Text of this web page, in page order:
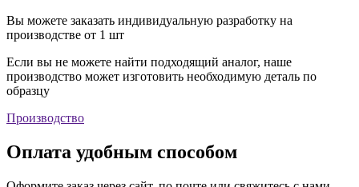
Вы можете заказать индивидуальную разработку на
производстве от 1 шт
Если вы не можете найти подходящий аналог, наше
производство может изготовить необходимую деталь по
образцу
Производство
Оплата удобным способом